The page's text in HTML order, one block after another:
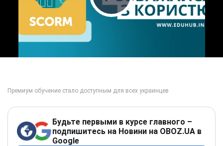
Play Video
Будьте первыми в курсе главного –
подпишитесь на Новини на OBOZ.UA в
Google